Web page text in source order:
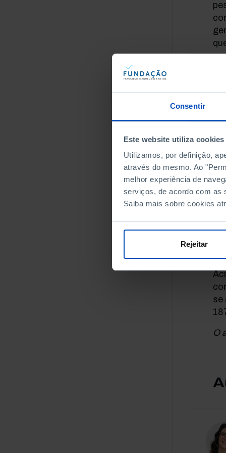
Consentir
Este website utiliza cookies
Utilizamos, por definição,
através do mesmo. Ao
melhor experiência de
serviços, de acordo com as
Saiba mais sobre cookies
Rejeitar
se
O